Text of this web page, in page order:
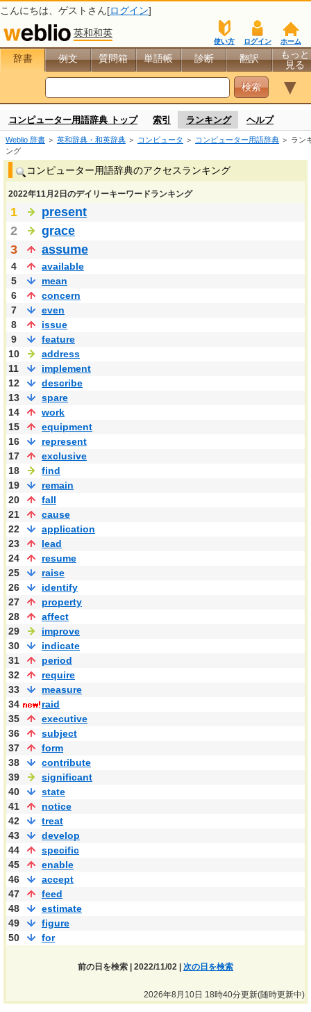
こんにちは、 ゲスト さん[ログイン]
英和和英
ホーム
ログイン
使い方
辞書 例文 質問箱 単語帳 診断 翻訳
もっと
見る
▼
コンピューター用語辞典 トップ 索引 ランキング ヘルプ
Weblio 辞書 ＞ 英和辞典・和英辞典 ＞ コンピュータ ＞ コンピューター用語辞典 ＞ ラン
ング
コンピューター用語辞典のアクセスランキング
2022年11月2日のデイリーキーワードランキング
1
present
2
grace
3
assume
4
available
5
mean
6
concern
7
even
8
issue
9
feature
10
address
11
implement
12
describe
13
spare
14
work
15
equipment
16
represent
17
exclusive
18
find
19
remain
20
fall
21
cause
22
application
23
lead
24
resume
25
raise
26
identify
27
property
28
affect
29
improve
30
indicate
31
period
32
require
33
measure
34
raid
35
executive
36
subject
37
form
38
contribute
39
significant
40
state
41
notice
42
treat
43
develop
44
specific
45
enable
46
accept
47
feed
48
estimate
49
figure
50
for
前の日を検索 | 2022/11/02 | 次の日を検索
2026年8月10日 18時40分更新(随時更新中)